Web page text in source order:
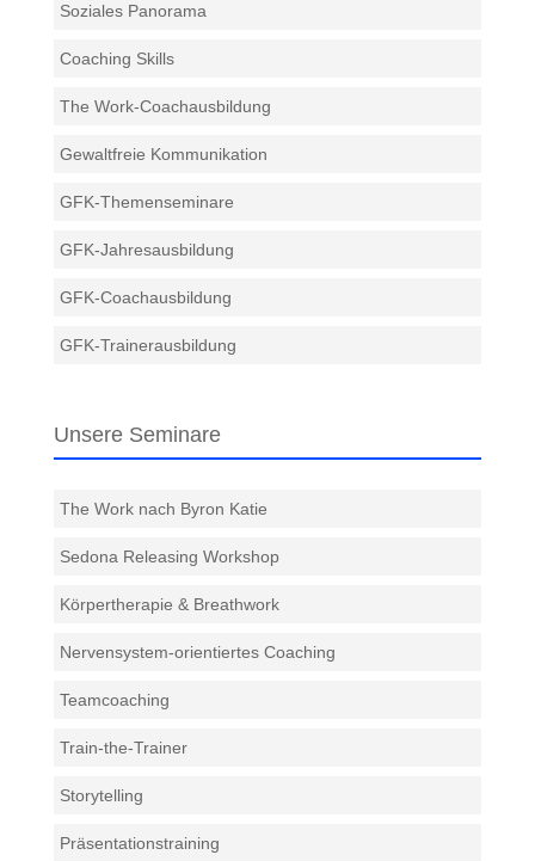
Soziales Panorama
Coaching Skills
The Work-Coachausbildung
Gewaltfreie Kommunikation
GFK-Themenseminare
GFK-Jahresausbildung
GFK-Coachausbildung
GFK-Trainerausbildung
Unsere Seminare
The Work nach Byron Katie
Sedona Releasing Workshop
Körpertherapie & Breathwork
Nervensystem-orientiertes Coaching
Teamcoaching
Train-the-Trainer
Storytelling
Präsentationstraining